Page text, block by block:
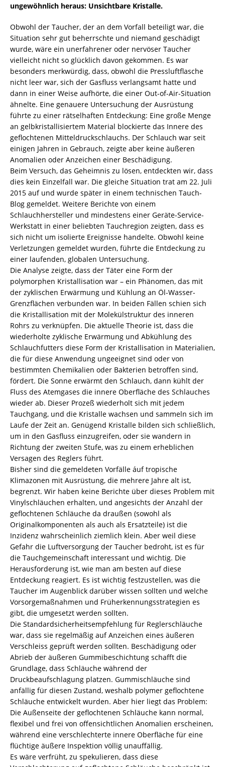
ungewöhnlich heraus: Unsichtbare Kristalle.
Obwohl der Taucher, der an dem Vorfall beteiligt war, die
Situation sehr gut beherrschte und niemand geschädigt
wurde, wäre ein unerfahrener oder nervöser Taucher
vielleicht nicht so glücklich davon gekommen. Es war
besonders merkwürdig, dass, obwohl die Pressluftflasche
nicht leer war, sich der Gasfluss verlangsamt hatte und
dann in einer Weise aufhörte, die einer Out-of-Air-Situation
ähnelte. Eine genauere Untersuchung der Ausrüstung
führte zu einer rätselhaften Entdeckung: Eine große Menge
an gelbkristallisiertem Material blockierte das Innere des
geflochtenen Mitteldruckschlauchs. Der Schlauch war seit
einigen Jahren in Gebrauch, zeigte aber keine äußeren
Anomalien oder Anzeichen einer Beschädigung.
Beim Versuch, das Geheimnis zu lösen, entdeckten wir, dass
dies kein Einzelfall war. Die gleiche Situation trat am 22. Juli
2015 auf und wurde später in einem technischen Tauch-
Blog gemeldet. Weitere Berichte von einem
Schlauchhersteller und mindestens einer Geräte-Service-
Werkstatt in einer beliebten Tauchregion zeigten, dass es
sich nicht um isolierte Ereignisse handelte. Obwohl keine
Verletzungen gemeldet wurden, führte die Entdeckung zu
einer laufenden, globalen Untersuchung.
Die Analyse zeigte, dass der Täter eine Form der
polymorphen Kristallisation war – ein Phänomen, das mit
der zyklischen Erwärmung und Kühlung an Öl-Wasser-
Grenzflächen verbunden war. In beiden Fällen schien sich
die Kristallisation mit der Molekülstruktur des inneren
Rohrs zu verknüpfen. Die aktuelle Theorie ist, dass die
wiederholte zyklische Erwärmung und Abkühlung des
Schlauchfutters diese Form der Kristallisation in Materialien,
die für diese Anwendung ungeeignet sind oder von
bestimmten Chemikalien oder Bakterien betroffen sind,
fördert. Die Sonne erwärmt den Schlauch, dann kühlt der
Fluss des Atemgases die innere Oberfläche des Schlauches
wieder ab. Dieser Prozeß wiederholt sich mit jedem
Tauchgang, und die Kristalle wachsen und sammeln sich im
Laufe der Zeit an. Genügend Kristalle bilden sich schließlich,
um in den Gasfluss einzugreifen, oder sie wandern in
Richtung der zweiten Stufe, was zu einem erheblichen
Versagen des Reglers führt.
Bisher sind die gemeldeten Vorfälle áuf tropische
Klimazonen mit Ausrüstung, die mehrere Jahre alt ist,
begrenzt. Wir haben keine Berichte über dieses Problem mit
Vinylschläuchen erhalten, und angesichts der Anzahl der
geflochtenen Schläuche da draußen (sowohl als
Originalkomponenten als auch als Ersatzteile) ist die
Inzidenz wahrscheinlich ziemlich klein. Aber weil diese
Gefahr die Luftversorgung der Taucher bedroht, ist es für
die Tauchgemeinschaft interessant und wichtig. Die
Herausforderung ist, wie man am besten auf diese
Entdeckung reagiert. Es ist wichtig festzustellen, was die
Taucher im Augenblick darüber wissen sollten und welche
Vorsorgemaßnahmen und Früherkennungsstrategien es
gibt, die umgesetzt werden sollten.
Die Standardsicherheitsempfehlung für Reglerschläuche
war, dass sie regelmäßig auf Anzeichen eines äußeren
Verschleiss geprüft werden sollten. Beschädigung oder
Abrieb der äußeren Gummibeschichtung schafft die
Grundlage, dass Schläuche während der
Druckbeaufschlagung platzen. Gummischläuche sind
anfällig für diesen Zustand, weshalb polymer geflochtene
Schläuche entwickelt wurden. Aber hier liegt das Problem:
Die Außenseite der geflochtenen Schläuche kann normal,
flexibel und frei von offensichtlichen Anomalien erscheinen,
während eine verschlechterte innere Oberfläche für eine
flüchtige äußere Inspektion völlig unauffällig.
Es wäre verfrüht, zu spekulieren, dass diese